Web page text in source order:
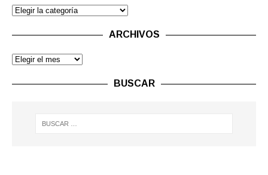
ARCHIVOS
BUSCAR